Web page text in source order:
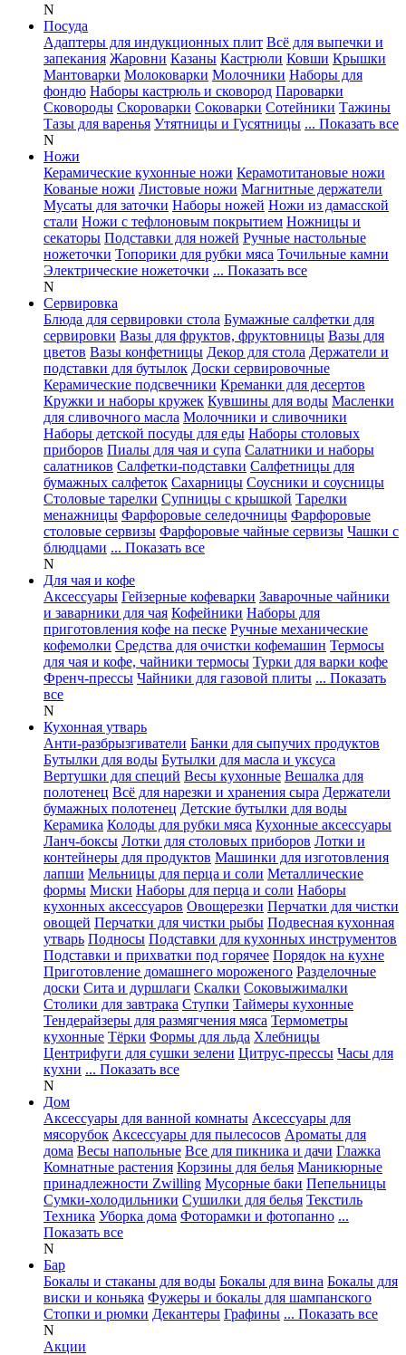
N
Посуда
Адаптеры для индукционных плит Всё для выпечки и
запекания Жаровни Казаны Кастрюли Ковши Крышки
Мантоварки Молоковарки Молочники Наборы для
фондю Наборы кастрюль и сковород Пароварки
Сковороды Скороварки Соковарки Сотейники Тажины
Тазы для варенья Утятницы и Гусятницы ... Показать все
N
Ножи
Керамические кухонные ножи Керамотитановые ножи
Кованые ножи Листовые ножи Магнитные держатели
Мусаты для заточки Наборы ножей Ножи из дамасской
стали Ножи с тефлоновым покрытием Ножницы и
секаторы Подставки для ножей Ручные настольные
ножеточки Топорики для рубки мяса Точильные камни
Электрические ножеточки ... Показать все
N
Сервировка
Блюда для сервировки стола Бумажные салфетки для
сервировки Вазы для фруктов, фруктовницы Вазы для
цветов Вазы конфетницы Декор для стола Держатели и
подставки для бутылок Доски сервировочные
Керамические подсвечники Креманки для десертов
Кружки и наборы кружек Кувшины для воды Масленки
для сливочного масла Молочники и сливочники
Наборы детской посуды для еды Наборы столовых
приборов Пиалы для чая и супа Салатники и наборы
салатников Салфетки-подставки Салфетницы для
бумажных салфеток Сахарницы Соусники и соусницы
Столовые тарелки Супницы с крышкой Тарелки
менажницы Фарфоровые селедочницы Фарфоровые
столовые сервизы Фарфоровые чайные сервизы Чашки с
блюдцами ... Показать все
N
Для чая и кофе
Аксессуары Гейзерные кофеварки Заварочные чайники
и заварники для чая Кофейники Наборы для
приготовления кофе на песке Ручные механические
кофемолки Средства для очистки кофемашин Термосы
для чая и кофе, чайники термосы Турки для варки кофе
Френч-прессы Чайники для газовой плиты ... Показать
все
N
Кухонная утварь
Анти-разбрызгиватели Банки для сыпучих продуктов
Бутылки для воды Бутылки для масла и уксуса
Вертушки для специй Весы кухонные Вешалка для
полотенец Всё для нарезки и хранения сыра Держатели
бумажных полотенец Детские бутылки для воды
Керамика Колоды для рубки мяса Кухонные аксессуары
Ланч-боксы Лотки для столовых приборов Лотки и
контейнеры для продуктов Машинки для изготовления
лапши Мельницы для перца и соли Металлические
формы Миски Наборы для перца и соли Наборы
кухонных аксессуаров Овощерезки Перчатки для чистки
овощей Перчатки для чистки рыбы Подвесная кухонная
утварь Подносы Подставки для кухонных инструментов
Подставки и прихватки под горячее Порядок на кухне
Приготовление домашнего мороженого Разделочные
доски Сита и дуршлаги Скалки Соковыжималки
Столики для завтрака Ступки Таймеры кухонные
Тендерайзеры для размягчения мяса Термометры
кухонные Тёрки Формы для льда Хлебницы
Центрифуги для сушки зелени Цитрус-прессы Часы для
кухни ... Показать все
N
Дом
Аксессуары для ванной комнаты Аксессуары для
мясорубок Аксессуары для пылесосов Ароматы для
дома Весы напольные Все для пикника и дачи Глажка
Комнатные растения Корзины для белья Маникюрные
принадлежности Zwilling Мусорные баки Пепельницы
Сумки-холодильники Сушилки для белья Текстиль
Техника Уборка дома Фоторамки и фотопанно ...
Показать все
N
Бар
Бокалы и стаканы для воды Бокалы для вина Бокалы для
виски и коньяка Фужеры и бокалы для шампанского
Стопки и рюмки Декантеры Графины ... Показать все
N
Акции